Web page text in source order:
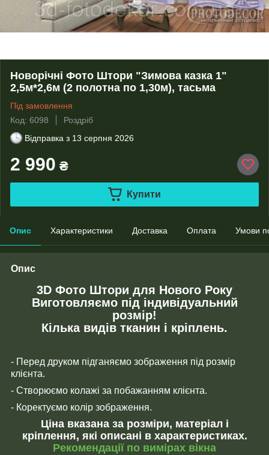
Новорічні Фото Штори "Зимова казка 1"
2,5м*2,6м (2 полотна по 1,30м), тасьма
Під замовлення
Код: 6098
Роздріб
Відправка з 13 серпня 2026
2 990 ₴
Купити
Опис Характеристики Доставка Оплата Умови
Опис
3D Фото Штори для Нового Року
Виготовляємо під індивідуальний
розмір!
Кілька видів тканин і кріплень.
- Перед друком підганяємо зображення під розмір
клієнта.
- Створюємо колажі за побажанням клієнта.
- Коректуємо колір зображення.
Ціна вказана за розміри, матеріал і
кріплення, які описані в характеристиках.
Рекомендації по вимірах вікна